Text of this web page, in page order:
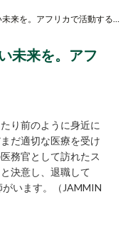
「医」を届け、戦争のない未来を。アフリカで活動するNPO
未来を。アフ
り前のように身近に
だ適切な医療を受け
務官として訪れたス
決意し、退職して
います。（JAMMIN